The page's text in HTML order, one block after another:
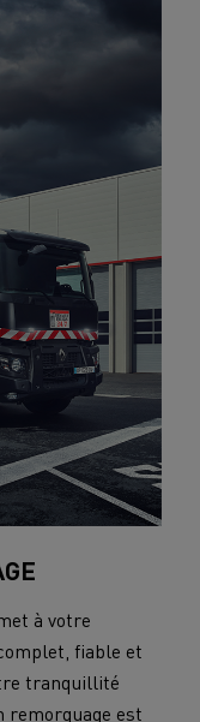
à votre
fiable et
tranquillité
remorquage est